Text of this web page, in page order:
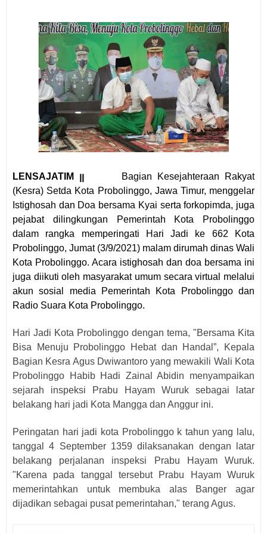
LENSAJATIM ꞁꞁ
Bagian Kesejahteraan Rakyat
(Kesra) Setda Kota Probolinggo, Jawa Timur, menggelar
stighosah dan Doa bersama Kyai serta forkopimda, juga
pejabat dilingkungan Pemerintah Kota Probolinggo
dalam rangka memperingati Hari Jadi ke 662 Kota
Probolinggo, Jumat (3/9/2021) malam dirumah dinas Wali
Kota Probolinggo. Acara istighosah dan doa bersama ini
juga diikuti oleh masyarakat umum secara virtual melalui
akun sosial media Pemerintah Kota Probolinggo dan
Radio Suara Kota Probolinggo.
Hari Jadi Kota Probolinggo dengan tema, "Bersama Kita
Bisa Menuju Probolinggo Hebat dan Handal”, Kepala
Bagian Kesra Agus Dwiwantoro yang mewakili Wali Kota
Probolinggo Habib Hadi Zainal Abidin menyampaikan
sejarah inspeksi Prabu Hayam Wuruk sebagai latar
belakang hari jadi Kota Mangga dan Anggur ini.
Peringatan hari jadi kota Probolinggo k tahun yang lalu,
tanggal 4 September 1359 dilaksanakan dengan latar
belakang perjalanan inspeksi Prabu Hayam Wuruk.
"Karena pada tanggal tersebut Prabu Hayam Wuruk
memerintahkan untuk membuka alas Banger agar
dijadikan sebagai pusat pemerintahan," terang Agus.